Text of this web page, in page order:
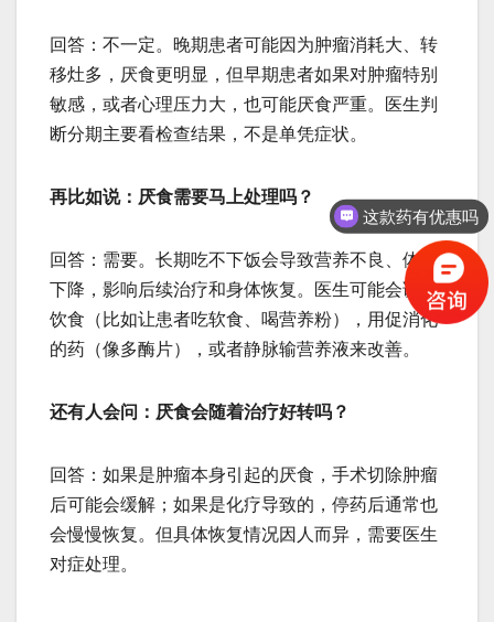
回答：不一定。晚期患者可能因为肿瘤消耗大、转
移灶多，厌食更明显，但早期患者如果对肿瘤特别
敏感，或者心理压力大，也可能厌食严重。医生判
断分期主要看检查结果，不是单凭症状。
再比如说：厌食需要马上处理吗？
回答：需要。长期吃不下饭会导致营养不良、体重
下降，影响后续治疗和身体恢复。医生可能会调整
饮食（比如让患者吃软食、喝营养粉），用促消化
的药（像多酶片），或者静脉输营养液来改善。
还有人会问：厌食会随着治疗好转吗？
回答：如果是肿瘤本身引起的厌食，手术切除肿瘤
后可能会缓解；如果是化疗导致的，停药后通常也
会慢慢恢复。但具体恢复情况因人而异，需要医生
对症处理。
这款药有优惠吗